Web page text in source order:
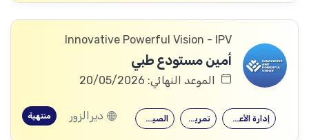
Innovative Powerful Vision - IPV
أمين مستودع طبي
الموعد النهائي: 20/05/2026
الصيدلة تمريض إدارة الأعمال ديرالزور منتهية